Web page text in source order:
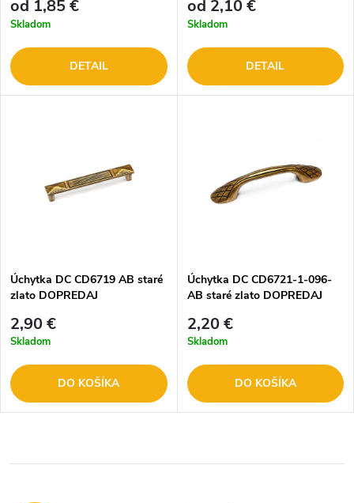
od 1,85 €
Skladom
DETAIL
od 2,10 €
Skladom
DETAIL
Úchytka DC CD6719 AB staré
zlato DOPREDAJ
2,90 €
Skladom
DO KOŠÍKA
Úchytka DC CD6721-1-096-
AB staré zlato DOPREDAJ
2,20 €
Skladom
DO KOŠÍKA